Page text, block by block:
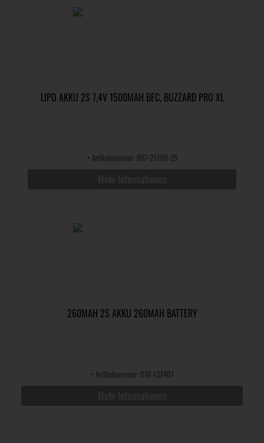
LIPO AKKU 2S 7,4V 1500MAH BEC, BUZZARD PRO XL
• Artikelnummer: 057-25190-25
260MAH 2S AKKU 260MAH BATTERY
• Artikelnummer: 016-LS7401